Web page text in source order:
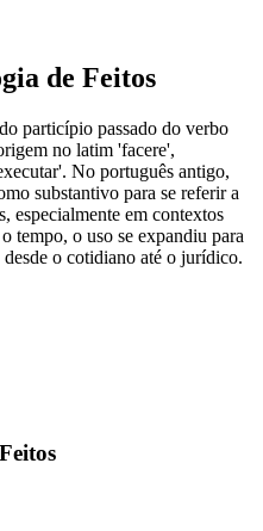
de Feitos
particípio passado do verbo
no latim 'facere',
No português antigo,
substantivo para se referir a
especialmente em contextos
tempo, o uso se expandiu para
o cotidiano até o jurídico.
Feitos